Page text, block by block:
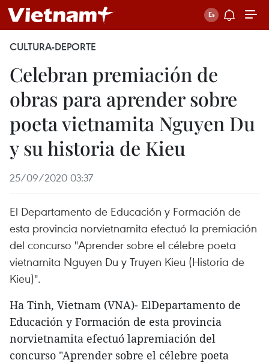
CULTURA-DEPORTE
Celebran premiación de
obras para aprender sobre
poeta vietnamita Nguyen Du
y su historia de Kieu
25/09/2020 03:37
El Departamento de Educación y Formación de
esta provincia norvietnamita efectuó la premiación
del concurso "Aprender sobre el célebre poeta
vietnamita Nguyen Du y Truyen Kieu (Historia de
Kieu)".
Ha Tinh, Vietnam (VNA)- ElDepartamento de
Educación y Formación de esta provincia
norvietnamita efectuó lapremiación del
concurso "Aprender sobre el célebre poeta